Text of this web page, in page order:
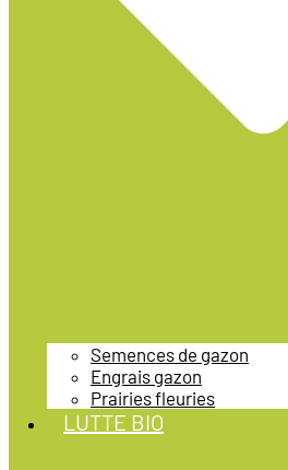
Semences de gazon
Engrais gazon
Prairies fleuries
LUTTE BIO